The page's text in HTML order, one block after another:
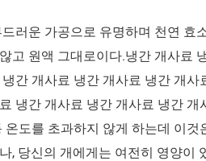
러운 가공으로 유명하며 천연 효
고 원액 그대로이다.냉간 개사료
간 개사료 냉간 개사료 냉간 개
냉간 개사료 냉간 개사료 냉간
온도를 초과하지 않게 하는데 이
, 당신의 개에게는 여전히 영양이